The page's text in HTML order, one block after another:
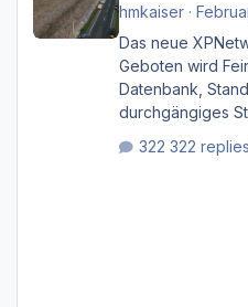
hmkaiser·
Das neue
Geboten wird
Datenbank,
durchgängiges
sekundären,
322 replies